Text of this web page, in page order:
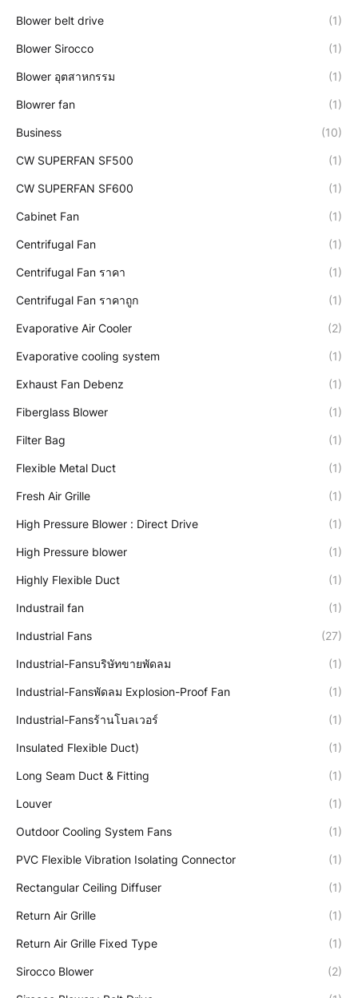
Blower belt drive (1)
Blower Sirocco (1)
Blower อุตสาหกรรม (1)
Blowrer fan (1)
Business (10)
CW SUPERFAN SF500 (1)
CW SUPERFAN SF600 (1)
Cabinet Fan (1)
Centrifugal Fan (1)
Centrifugal Fan ราคา (1)
Centrifugal Fan ราคาถูก (1)
Evaporative Air Cooler (2)
Evaporative cooling system (1)
Exhaust Fan Debenz (1)
Fiberglass Blower (1)
Filter Bag (1)
Flexible Metal Duct (1)
Fresh Air Grille (1)
High Pressure Blower : Direct Drive (1)
High Pressure blower (1)
Highly Flexible Duct (1)
Industrail fan (1)
Industrial Fans (27)
Industrial-Fansบริษัทขายพัดลม (1)
Industrial-Fansพัดลม Explosion-Proof Fan (1)
Industrial-Fansร้านโบลเวอร์ (1)
Insulated Flexible Duct) (1)
Long Seam Duct & Fitting (1)
Louver (1)
Outdoor Cooling System Fans (1)
PVC Flexible Vibration Isolating Connector (1)
Rectangular Ceiling Diffuser (1)
Return Air Grille (1)
Return Air Grille Fixed Type (1)
Sirocco Blower (2)